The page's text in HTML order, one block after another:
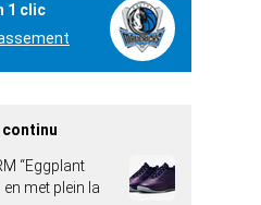
1 clic
continu
“Eggplant
met plein la